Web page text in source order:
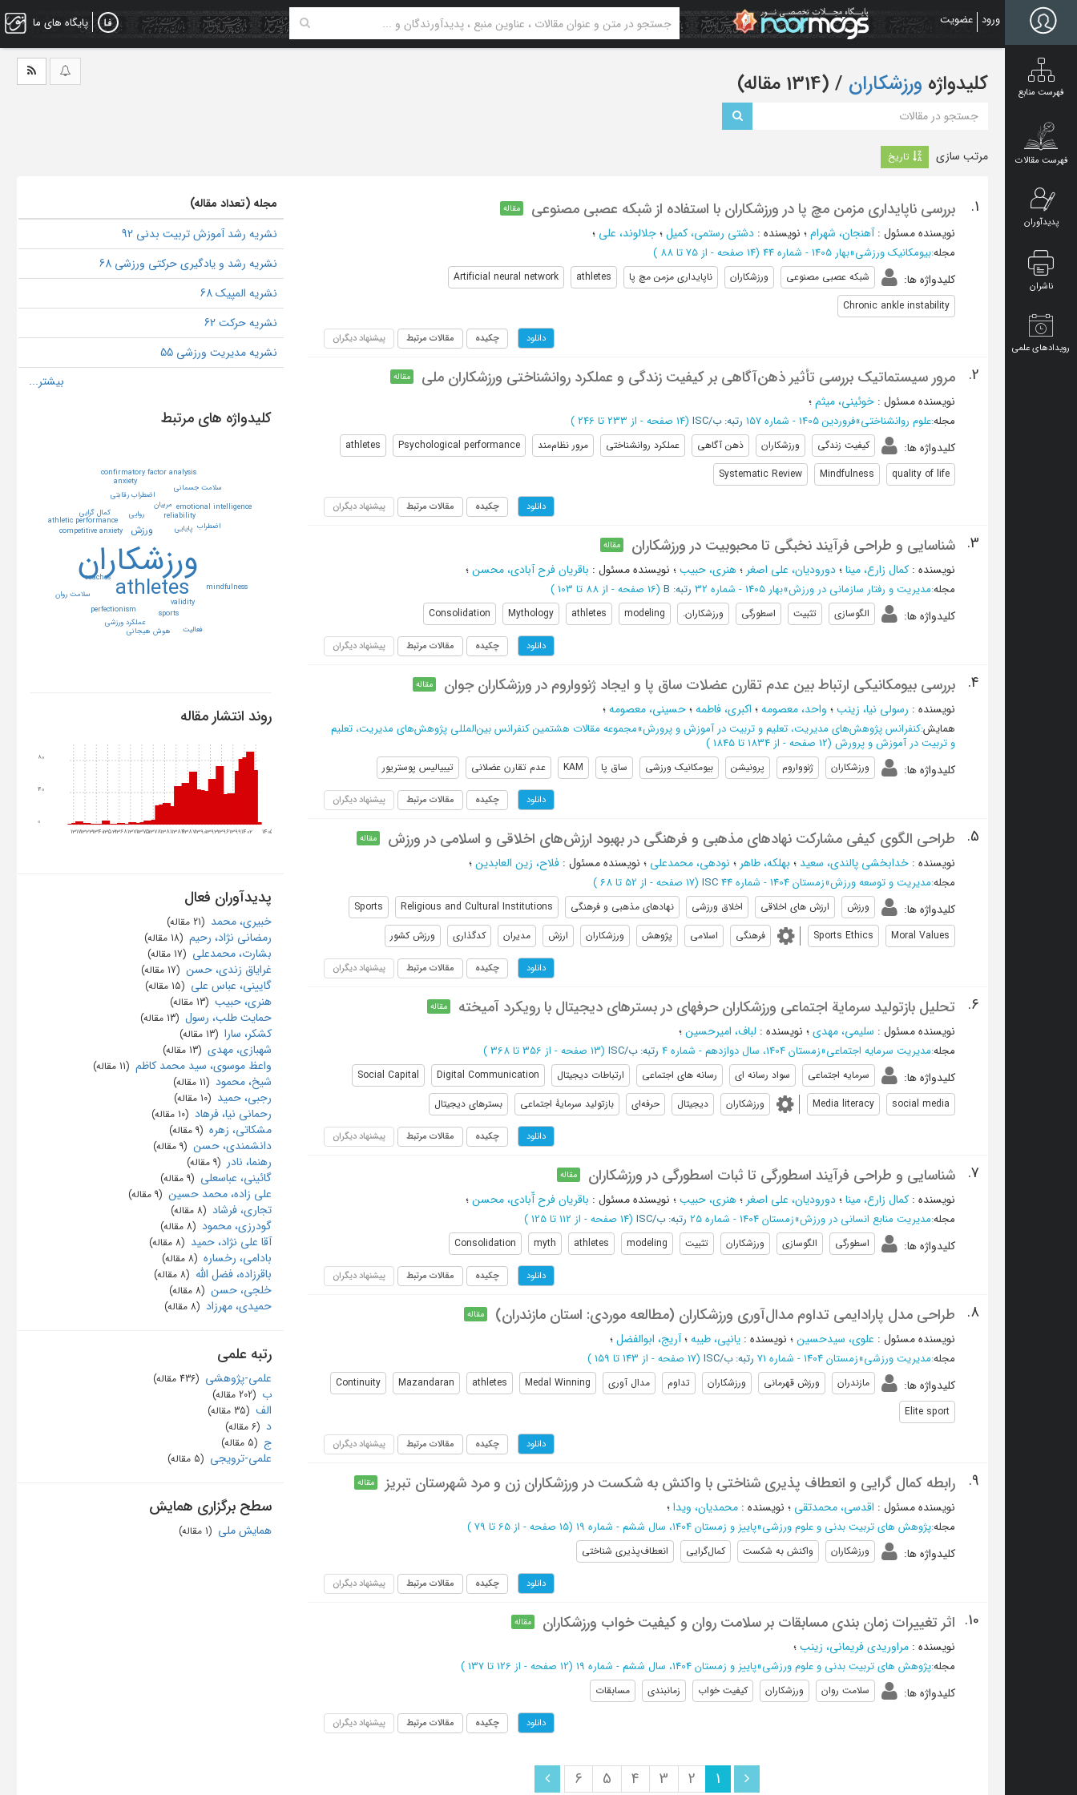
content
ورود عضویت پایگاه های ما
فهرست منابع
فهرست مقالات
پدیدآوران
ناشران
رویدادهای علمی
کلیدواژه ورزشکاران ‏/ (1314 مقاله)
مرتب سازی تاریخ
1. بررسی ناپایداری مزمن مچ پا در ورزشکاران با استفاده از شبکه عصبی مصنوعی مقاله
نویسنده مسئول :آهنجان، شهرام؛ نویسنده : دشتی رستمی، کمیل؛جلالوند، علی ؛
مجله:بیومکانیک ورزشی»بهار 1405 - شماره 44 (‎14 صفحه - از 75 تا 88 )
کلیدواژه ها: شبکه عصبی مصنوعی ورزشکاران ناپایداری مزمن مچ پا athletes
Artificial neural network
Chronic ankle instability
دانلود چکیده مقالات مرتبط پیشنهاد دیگران
2. مرور سیستماتیک بررسی تأثیر ذهن‌آگاهی بر کیفیت زندگی و عملکرد روانشناختی ورزشکاران ملی مقاله
نویسنده مسئول : خوئینی، میثم؛
مجله:علوم روانشناختی»فروردین 1405 - شماره 157 رتبه: ب/ISC (‎14 صفحه - از 233 تا 246 )
کلیدواژه ها: کیفیت زندگی ورزشکاران ذهن آگاهی عملکرد روانشناختی مرور نظام‌مند Psychological performance
athletes
quality of life
Mindfulness
Systematic Review
دانلود چکیده مقالات مرتبط پیشنهاد دیگران
3. شناسایی و طراحی فرآیند نخبگی تا محبوبیت در ورزشکاران مقاله
نویسنده : کمال زارع، مینا؛دورودیان، علی اصغر ؛هنری، حبیب؛ نویسنده مسئول : باقریان فرح آبادی، محسن؛
مجله:مدیریت و رفتار سازمانی در ورزش»بهار 1405 - شماره 32 رتبه: B (‎16 صفحه - از 88 تا 103 )
کلیدواژه ها: الگوسازی تثبیت اسطورگی ورزشکاران. modeling
athletes
Mythology
Consolidation
دانلود چکیده مقالات مرتبط پیشنهاد دیگران
4. بررسی بیومکانیکی ارتباط بین عدم تقارن عضلات ساق پا و ایجاد ژنوواروم در ورزشکاران جوان مقاله
نویسنده : رسولی نیا، زینب؛ واحد، معصومه؛ اکبری، فاطمه؛حسینی، معصومه؛
همایش:كنفرانس پژوهش‌هاي مديريت، تعلیم و تربیت در آموزش و پرورش»مجموعه مقالات هشتمین کنفرانس بین‌المللی پژوهش‌های مدیریت، تعلیم
و تربیت در آموزش و پرورش (‎12 صفحه - از 1834 تا 1845 )
کلیدواژه ها: ورزشکاران ژنوواروم پرونیشن بیومکانیک ورزشی ساق پا KAM عدم تقارن عضلانی تیبیالیس پوستریور
دانلود چکیده مقالات مرتبط پیشنهاد دیگران
5. طراحی الگوی کیفی مشارکت نهادهای مذهبی و فرهنگی در بهبود ارزش‌های اخلاقی و اسلامی در ورزش مقاله
نویسنده : خدابخشی پالندی، سعید ؛ بهلکه، طاهر ؛ نودهی، محمدعلی ؛ نویسنده مسئول : فلاح، زین العابدین؛
مجله:مدیریت و توسعه ورزش»زمستان 1404 - شماره 44 ISC (‎17 صفحه - از 52 تا 68 )
کلیدواژه ها: ورزش ارزش های اخلاقی اخلاق ورزشی نهادهای مذهبی و فرهنگی Religious and Cultural Institutions
Sports
Moral Values
Sports Ethics فرهنگی اسلامی پژوهش ورزشکاران ارزش مدیران کدگذاری ورزش کشور
دانلود چکیده مقالات مرتبط پیشنهاد دیگران
6. تحلیل بازتولید سرمایة اجتماعی ورزشکاران حرفه‏ای در بسترهای دیجیتال با رویکرد آمیخته مقاله
نویسنده مسئول : سلیمی، مهدی؛ نویسنده : لباف، امیرحسین؛
مجله:مدیریت سرمایه اجتماعی»زمستان 1404، سال دوازدهم - شماره 4 رتبه: ب/ISC (‎13 صفحه - از 356 تا 368 )
کلیدواژه ها: سرمایه اجتماعی سواد رسانه ای رسانه های اجتماعی ارتباطات دیجیتال Digital Communication
Social Capital
social media
Media literacy ورزشکاران دیجیتال حرفه‌ای بازتولید سرمایۀ اجتماعی بسترهای دیجیتال
دانلود چکیده مقالات مرتبط پیشنهاد دیگران
7. شناسایی و طراحی فرآیند اسطورگی تا ثبات اسطورگی در ورزشکاران مقاله
نویسنده : کمال زارع، مینا؛دورودیان، علی اصغر ؛هنری، حبیب؛ نویسنده مسئول : باقریان فرح آّبادی، محسن؛
مجله:مدیریت منابع انسانی در ورزش»زمستان 1404 - شماره 25 رتبه: ب/ISC (‎14 صفحه - از 112 تا 125 )
کلیدواژه ها: اسطورگی الگوسازی ورزشکاران تثبیت modeling
athletes
myth
Consolidation
دانلود چکیده مقالات مرتبط پیشنهاد دیگران
8. طراحی مدل پارادایمی تداوم مدال‌آوری ورزشکاران (مطالعه موردی: استان مازندران) مقاله
نویسنده مسئول : علوی، سیدحسین؛ نویسنده : یانپی، طیبه؛آریج، ابوالفضل؛
مجله:مدیریت ورزشی»زمستان 1404 - شماره 71 رتبه: ب/ISC (‎17 صفحه - از 143 تا 159 )
کلیدواژه ها: مازندران ورزش قهرمانی ورزشکاران تداوم مدال آوری Medal Winning
athletes
Mazandaran
Continuity
Elite sport
دانلود چکیده مقالات مرتبط پیشنهاد دیگران
9. رابطه کمال گرایی و انعطاف پذیری شناختی با واکنش به شکست در ورزشکاران زن و مرد شهرستان تبریز مقاله
نویسنده مسئول : اقدسی، محمدتقی ؛ نویسنده : محمدیان، ویدا؛
مجله:پژوهش های تربیت بدنی و علوم ورزشی»پاییز و زمستان 1404، سال ششم - شماره 19 (‎15 صفحه - از 65 تا 79 )
کلیدواژه ها: ورزشکاران واکنش به شکست ‌‌‌‌کمال‌گرایی ‌‌‌انعطاف‌پذیری شناختی
دانلود چکیده مقالات مرتبط پیشنهاد دیگران
10. اثر تغییرات زمان بندی مسابقات بر سلامت روان و کیفیت خواب ورزشکاران مقاله
نویسنده : مراوریدی فریمانی، زینب؛
مجله:پژوهش های تربیت بدنی و علوم ورزشی»پاییز و زمستان 1404، سال ششم - شماره 19 (‎12 صفحه - از 126 تا 137 )
کلیدواژه ها: سلامت روان ورزشکاران کیفیت خواب زمانبندی مسابقات
دانلود چکیده مقالات مرتبط پیشنهاد دیگران
1
2
3
4
5
6
مجله (تعداد مقاله)
نشریه رشد آموزش تربیت بدنی 92
نشریه رشد و یادگیری حرکتی ورزشی 68
نشریه المپیک 68
نشریه حرکت 62
نشریه مدیریت ورزشی 55
کلیدواژه های مرتبط
ورزشكاران
athletes
ورزش
روايي
پايايي
مربيان
reliability
validity
coaches
sports
اضطراب رقابتي
competitive anxiety
perfectionism
اضطراب
عملكرد ورزشي
كمال گرايي
هوش هيجاني
anxiety
athletic performance
confirmatory factor analysis
emotional intelligence
mindfulness
سلامت جسماني
سلامت روان
فعاليت
روند انتشار مقاله
1317132313401353136813711375137813811384138713901393139613991402 1405
0
40
80
پدیدآوران فعال
خبیری، محمد ‏ (21 مقاله)
رمضانی نژاد، رحیم ‏ (18 مقاله)
بشارت، محمدعلی ‏ (17 مقاله)
غرایاق زندی، حسن ‏ (17 مقاله)
گایینی، عباس علی ‏ (15 مقاله)
هنری، حبیب ‏ (13 مقاله)
حمایت طلب، رسول ‏ (13 مقاله)
کشکر، سارا ‏ (13 مقاله)
شهبازی، مهدی ‏ (13 مقاله)
واعظ موسوی، سید محمد کاظم ‏ (11 مقاله)
شیخ، محمود ‏ (11 مقاله)
رجبی، حمید ‏ (10 مقاله)
رحمانی نیا، فرهاد ‏ (10 مقاله)
مشکاتی، زهره ‏ (9 مقاله)
دانشمندی، حسن ‏ (9 مقاله)
رهنما، نادر ‏ (9 مقاله)
گائینی، عباسعلی ‏ (9 مقاله)
علی زاده، محمد حسین ‏ (9 مقاله)
تجاری، فرشاد ‏ (8 مقاله)
گودرزی، محمود ‏ (8 مقاله)
آقا علی نژاد، حمید ‏ (8 مقاله)
بادامی، رخساره ‏ (8 مقاله)
باقرزاده، فضل الله ‏ (8 مقاله)
خلجی، حسن ‏ (8 مقاله)
حمیدی، مهرزاد ‏ (8 مقاله)
رتبه علمی
علمی-پژوهشی ‏ (436 مقاله)
ب ‏ (202 مقاله)
الف ‏ (35 مقاله)
د ‏ (6 مقاله)
ج ‏ (5 مقاله)
علمی-ترویجی ‏ (5 مقاله)
سطح برگزاری همایش
همایش ملی ‏ (1 مقاله)